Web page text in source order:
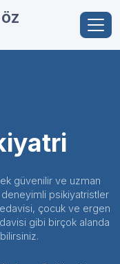
güvenilir ve uzman
deneyimli psikiyatristler
çocuk ve ergen
gibi birçok alanda